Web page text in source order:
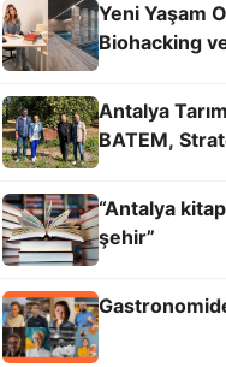
Şair-Yazar Şükrü
kentli insanı ve
Yeni Yaşam
Biohacking
Antalya
BATEM,
“Antalya
şehir”